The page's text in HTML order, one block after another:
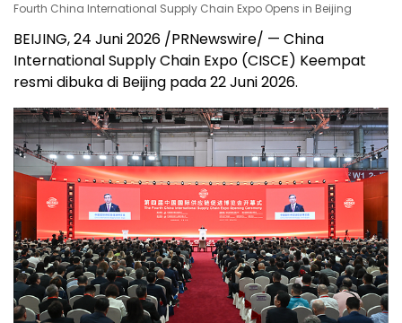
Fourth China International Supply Chain Expo Opens in Beijing
BEIJING, 24 Juni 2026 /PRNewswire/ — China
International Supply Chain Expo (CISCE) Keempat
resmi dibuka di Beijing pada 22 Juni 2026.